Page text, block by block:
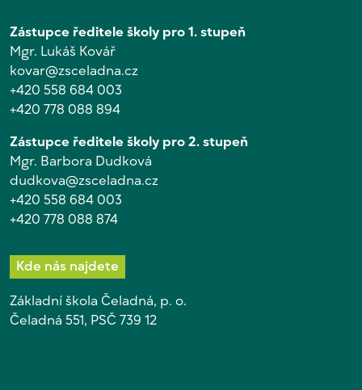
Zástupce ředitele školy pro 1. stupeň
Mgr. Lukáš Kovář
kovar@zsceladna.cz
+420 558 684 003
+420 778 088 894
Zástupce ředitele školy pro 2. stupeň
Mgr. Barbora Dudková
dudkova@zsceladna.cz
+420 558 684 003
+420 778 088 874
Kde nás najdete
Základní škola Čeladná, p. o.
Čeladná 551, PSČ 739 12